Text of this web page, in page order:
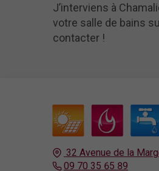
J’interviens à
votre salle de bains
contacter !
32 Avenue de la
09 70 35 65 89